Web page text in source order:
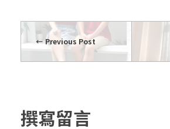
Previous Post
撰寫留言